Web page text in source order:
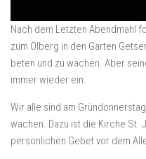
Nach dem Letzten Abendmahl
zum Ölberg in den Garten
beten und zu wachen. Aber
immer wieder ein.
Wir alle sind am
wachen. Dazu ist die Kirche St.
persönlichen Gebet vor dem